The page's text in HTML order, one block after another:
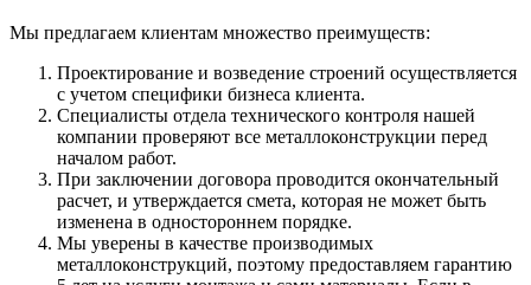
Мы предлагаем клиентам множество преимуществ:
Проектирование и возведение строений осуществляется
с учетом специфики бизнеса клиента.
Специалисты отдела технического контроля нашей
компании проверяют все металлоконструкции перед
началом работ.
При заключении договора проводится окончательный
расчет, и утверждается смета, которая не может быть
изменена в одностороннем порядке.
Мы уверены в качестве производимых
металлоконструкций, поэтому предоставляем гарантию